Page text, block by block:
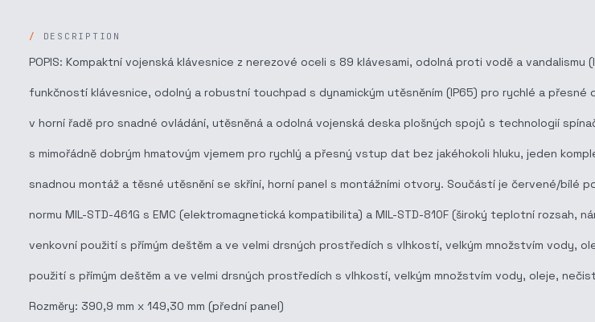
DESCRIPTION
POPIS: Kompaktní vojenská klávesnice z nerezové oceli s 89 klávesami, odolná proti vodě a vandalismu
funkčností klávesnice, odolný a robustní touchpad s dynamickým utěsněním (IP65) pro rychlé a přesné
v horní řadě pro snadné ovládání, utěsněná a odolná vojenská deska plošných spojů s technologií
s mimořádně dobrým hmatovým vjemem pro rychlý a přesný vstup dat bez jakéhokoli hluku, jeden
snadnou montáž a těsné utěsnění se skříní, horní panel s montážními otvory. Součástí je červené/bílé
normu MIL-STD-461G s EMC (elektromagnetická kompatibilita) a MIL-STD-810F (široký teplotní rozsah,
venkovní použití s přímým deštěm a ve velmi drsných prostředích s vlhkostí, velkým množstvím vody,
použití s přímým deštěm a ve velmi drsných prostředích s vlhkostí, velkým množstvím vody, oleje,
Rozměry: 390,9 mm x 149,30 mm (přední panel)